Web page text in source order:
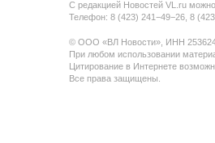
С редакцией Новостей VL.ru
Телефон: 8 (423) 241−49−26, 8
© ООО «ВЛ Новости», ИНН
При любом использовании
Цитирование в Интернете
Все права защищены.